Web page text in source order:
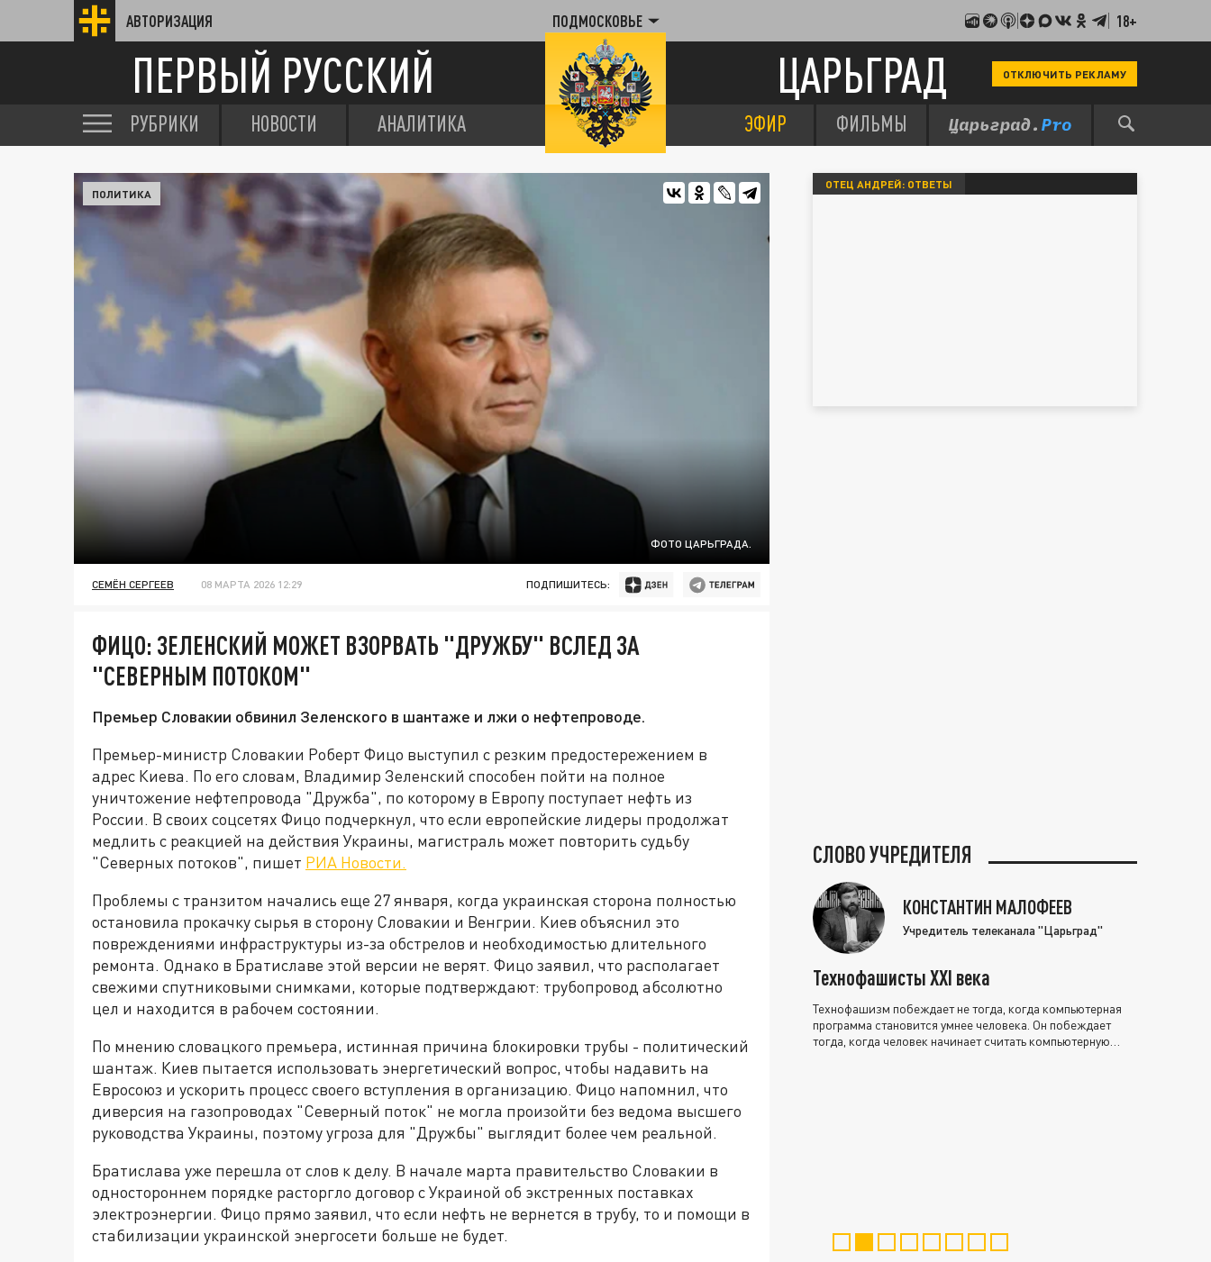
АВТОРИЗАЦИЯ ПОДМОСКОВЬЕ 18+
ПЕРВЫЙ РУССКИЙ ЦАРЬГРАД ОТКЛЮЧИТЬ РЕКЛАМУ
РУБРИКИ НОВОСТИ АНАЛИТИКА ЭФИР ФИЛЬМЫ
ФОТО ЦАРЬГРАДА.
ПОЛИТИКА
СЕМЁН СЕРГЕЕВ 08 МАРТА 2026 12:29 ПОДПИШИТЕСЬ:
ФИЦО: ЗЕЛЕНСКИЙ МОЖЕТ ВЗОРВАТЬ "ДРУЖБУ" ВСЛЕД ЗА
"СЕВЕРНЫМ ПОТОКОМ"
Премьер Словакии обвинил Зеленского в шантаже и лжи о нефтепроводе.
Премьер-министр Словакии Роберт Фицо выступил с резким предостережением в
адрес Киева. По его словам, Владимир Зеленский способен пойти на полное
уничтожение нефтепровода "Дружба", по которому в Европу поступает нефть из
России. В своих соцсетях Фицо подчеркнул, что если европейские лидеры продолжат
медлить с реакцией на действия Украины, магистраль может повторить судьбу
"Северных потоков", пишет РИА Новости.
Проблемы с транзитом начались еще 27 января, когда украинская сторона полностью
остановила прокачку сырья в сторону Словакии и Венгрии. Киев объяснил это
повреждениями инфраструктуры из-за обстрелов и необходимостью длительного
ремонта. Однако в Братиславе этой версии не верят. Фицо заявил, что располагает
свежими спутниковыми снимками, которые подтверждают: трубопровод абсолютно
цел и находится в рабочем состоянии.
По мнению словацкого премьера, истинная причина блокировки трубы - политический
шантаж. Киев пытается использовать энергетический вопрос, чтобы надавить на
Евросоюз и ускорить процесс своего вступления в организацию. Фицо напомнил, что
диверсия на газопроводах "Северный поток" не могла произойти без ведома высшего
руководства Украины, поэтому угроза для "Дружбы" выглядит более чем реальной.
Братислава уже перешла от слов к делу. В начале марта правительство Словакии в
одностороннем порядке расторгло договор с Украиной об экстренных поставках
электроэнергии. Фицо прямо заявил, что если нефть не вернется в трубу, то и помощи в
стабилизации украинской энергосети больше не будет.
ОТЕЦ АНДРЕЙ: ОТВЕТЫ
СЛОВО УЧРЕДИТЕЛЯ
КОНСТАНТИН МАЛОФЕЕВ
Учредитель телеканала "Царьград"
Технофашисты XXI века
Технофашизм побеждает не тогда, когда компьютерная
программа становится умнее человека. Он побеждает
тогда, когда человек начинает считать компьютерную